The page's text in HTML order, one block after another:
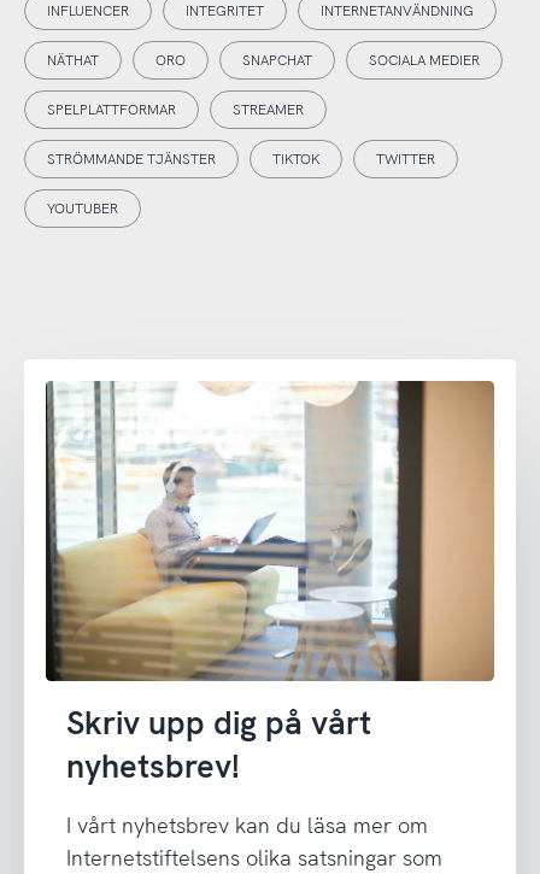
INFLUENCER INTEGRITET INTERNETANVÄNDNING
NÄTHAT ORO SNAPCHAT SOCIALA MEDIER
SPELPLATTFORMAR STREAMER
STRÖMMANDE TJÄNSTER TIKTOK TWITTER
YOUTUBER
Skriv upp dig på vårt
nyhetsbrev!
I vårt nyhetsbrev kan du läsa mer om
Internetstiftelsens olika satsningar som